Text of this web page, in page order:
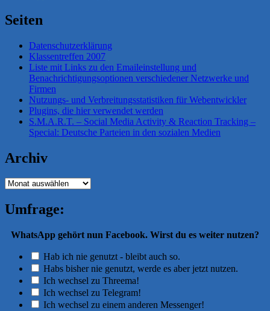
Seiten
Datenschutzerklärung
Klassentreffen 2007
Liste mit Links zu den Emaileinstellung und
Benachrichtigungsoptionen verschiedener Netzwerke und
Firmen
Nutzungs- und Verbreitungsstatistiken für Webentwickler
Plugins, die hier verwendet werden
S.M.A.R.T. – Social Media Activity & Reaction Tracking –
Special: Deutsche Parteien in den sozialen Medien
Archiv
Archiv
Umfrage:
WhatsApp gehört nun Facebook. Wirst du es weiter nutzen?
Hab ich nie genutzt - bleibt auch so.
Habs bisher nie genutzt, werde es aber jetzt nutzen.
Ich wechsel zu Threema!
Ich wechsel zu Telegram!
Ich wechsel zu einem anderen Messenger!